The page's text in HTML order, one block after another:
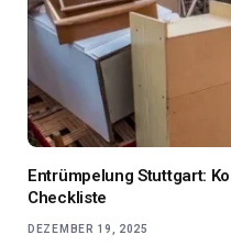
Entrümpelung Stuttgart:
Checkliste
DEZEMBER 19, 2025